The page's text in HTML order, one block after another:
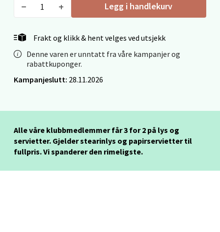
Legg i handlekurv
Frakt og klikk & hent velges ved utsjekk
Denne varen er unntatt fra våre kampanjer og
rabattkuponger.
Kampanjeslutt: 28.11.2026
Alle våre klubbmedlemmer får 3 for 2 på lys og
servietter. Gjelder stearinlys og papirservietter til
fullpris. Vi spanderer den rimeligste.
Narvik - Thon Senter Malmporten
Bolagsgata 1, 8514 Narvik
Åpent i dag 10-20
4 i butikk
Velg
Bergen - Oasen Senter